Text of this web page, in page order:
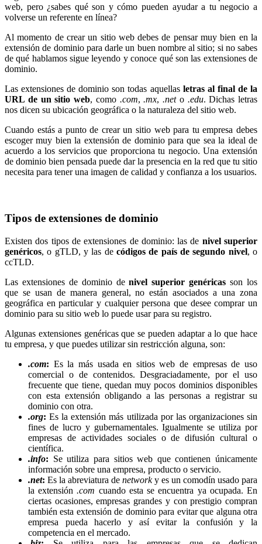
web, pero ¿sabes qué son y cómo pueden ayudar a tu negocio a
volverse un referente en línea?
Al momento de crear un sitio web debes de pensar muy bien en la
extensión de dominio para darle un buen nombre al sitio; si no sabes
de qué hablamos sigue leyendo y conoce qué son las extensiones de
dominio.
Las extensiones de dominio son todas aquellas letras al final de la
URL de un sitio web, como .com,.mx, .neto .edu. Dichas letras
nos dicen su ubicación geográfica o la naturaleza del sitio web.
Cuando estás a punto de crear un sitio web para tu empresa debes
escoger muy bien la extensión de dominio para que sea la ideal de
acuerdo a los servicios que proporciona tu negocio. Una extensión
de dominio bien pensada puede dar la presencia en la red que tu sitio
necesita para tener una imagen de calidad y confianza a los usuarios.
Tipos de extensiones de dominio
Existen dos tipos de extensiones de dominio: las de nivel superior
genéricos, o gTLD, y las de códigos de país de segundo nivel, o
ccTLD.
Las extensiones de dominio denivel superior genéricas son los
que se usan de manera general, no están asociados a una zona
geográfica en particular y cualquier persona que desee comprar un
dominio para su sitio web lo puede usar para su registro.
Algunas extensiones genéricas que se pueden adaptar a lo que hace
tu empresa, y que puedes utilizar sin restricción alguna, son:
.com: Es la más usada en sitios web de empresas de uso
comercial o de contenidos. Desgraciadamente, por el uso
frecuente que tiene, quedan muy pocos dominios disponibles
con esta extensión obligando a las personas a registrar su
dominio con otra.
.org: Es la extensión más utilizada por las organizaciones sin
fines de lucro y gubernamentales. Igualmente se utiliza por
empresas de actividades sociales o de difusión cultural o
científica.
.info: Se utiliza para sitios web que contienen únicamente
información sobre una empresa, producto o servicio.
.net: Es la abreviatura de networky es un comodín usado para
la extensión.com cuando esta se encuentra ya ocupada. En
ciertas ocasiones, empresas grandes y con prestigio compran
también esta extensión de dominio para evitar que alguna otra
empresa pueda hacerlo y así evitar la confusión y la
competencia en el mercado.